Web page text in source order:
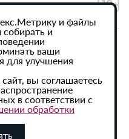
персональных данных
сайта активная
обязательна.
и файлы
и
ваши
для улучшения
вы соглашаетесь
в соответствии с
обработки